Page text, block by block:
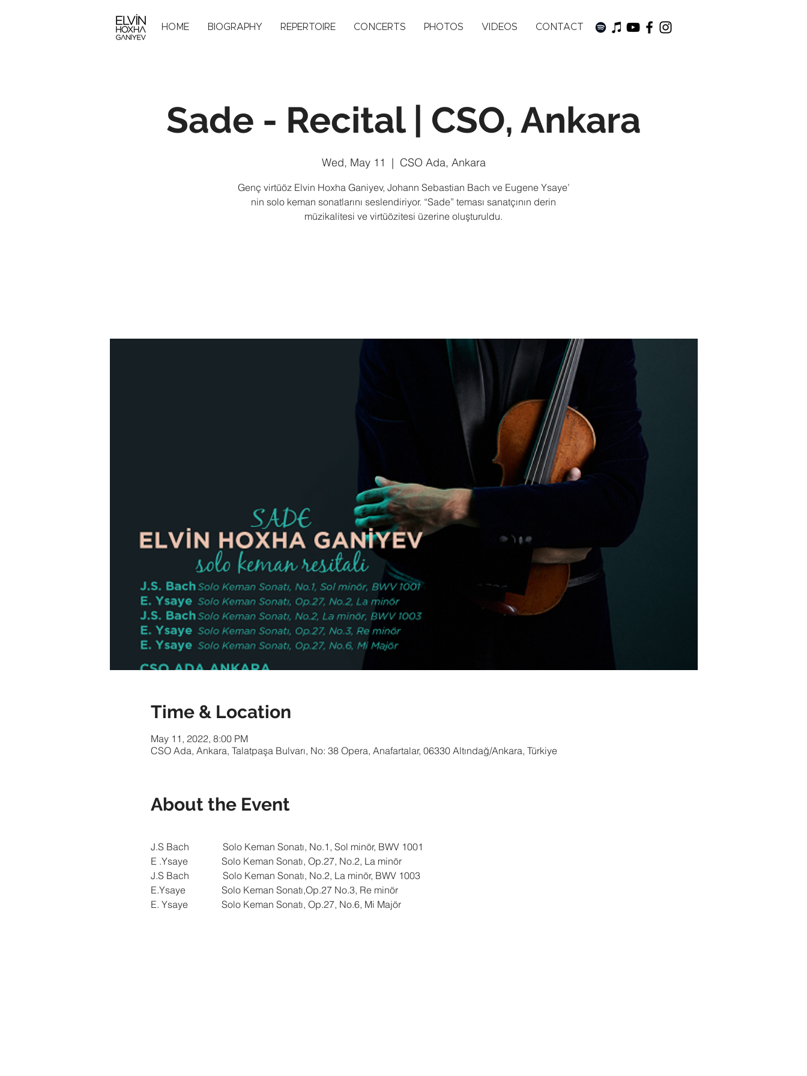
HOME BIOGRAPHY REPERTOIRE CONCERTS PHOTOS VIDEOS CONTACT
Sade - Recital | CSO, Ankara
Wed, May 11
  |
CSO Ada, Ankara
Genç virtüöz Elvin Hoxha Ganiyev, Johann Sebastian Bach ve Eugene Ysaye’
nin solo keman sonatlarını seslendiriyor. “Sade” teması sanatçının derin
müzikalitesi ve virtüözitesi üzerine oluşturuldu.
Time & Location
May 11, 2022, 8:00 PM
CSO Ada, Ankara, Talatpaşa Bulvarı, No: 38 Opera, Anafartalar, 06330 Altındağ/Ankara, Türkiye
About the Event
J.S Bach              Solo Keman Sonatı, No.1, Sol minör, BWV 1001
E .Ysaye              Solo Keman Sonatı, Op.27, No.2, La minör
J.S Bach              Solo Keman Sonatı, No.2, La minör, BWV 1003
E.Ysaye               Solo Keman Sonatı,Op.27 No.3, Re minör
E. Ysaye              Solo Keman Sonatı, Op.27, No.6, Mi Majör